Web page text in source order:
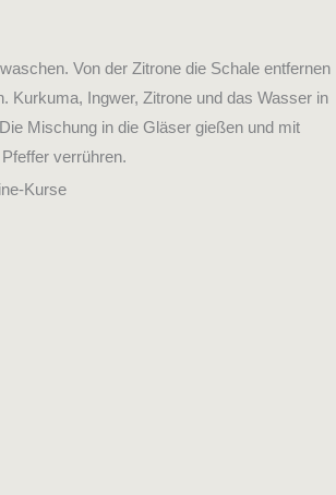
Von der Zitrone die Schale entfernen
Kurkuma, Ingwer, Zitrone und das Wasser in
Mischung in die Gläser gießen und mit
verrühren.
Kurse